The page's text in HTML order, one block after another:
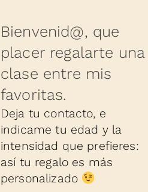
Bienvenid@, que
placer regalarte una
clase entre mis
favoritas.
Deja tu contacto, e
indicame tu edad y la
intensidad que prefieres:
así tu regalo es más
personalizado